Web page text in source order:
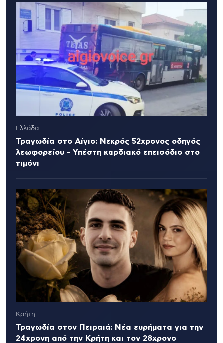
Ελλάδα
Τραγωδία στο Αίγιο: Νεκρός 52χρονος οδηγός
λεωφορείου - Υπέστη καρδιακό επεισόδιο στο
τιμόνι
Κρήτη
Τραγωδία στον Πειραιά: Νέα ευρήματα για την
24χρονη από την Κρήτη και τον 28χρονο